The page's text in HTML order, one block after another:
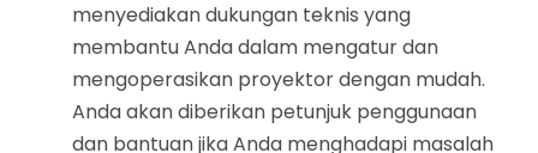
menyediakan dukungan teknis yang
membantu Anda dalam mengatur dan
mengoperasikan proyektor dengan mudah.
Anda akan diberikan petunjuk penggunaan
dan bantuan jika Anda menghadapi masalah